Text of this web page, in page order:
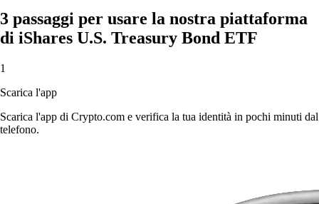
3 passaggi per usare la nostra piattaforma
di iShares U.S. Treasury Bond ETF
1
Scarica l'app
Scarica l'app di Crypto.com e verifica la tua identità in pochi minuti dal
telefono.